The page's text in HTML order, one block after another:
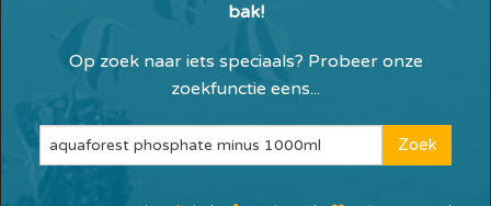
bak!
Op zoek naar iets speciaals? Probeer onze
zoekfunctie eens...
Zoek